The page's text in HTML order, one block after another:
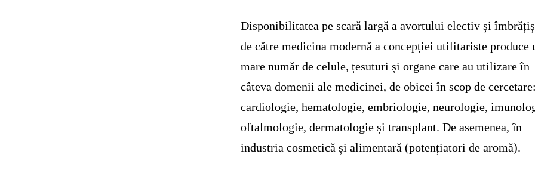
Disponibilitatea pe scară largă a avortului electiv și
de către medicina modernă a concepției utilitariste produce
mare număr de celule, țesuturi și organe care au utilizare în
câteva domenii ale medicinei, de obicei în scop de
cardiologie, hematologie, embriologie, neurologie,
oftalmologie, dermatologie și transplant. De asemenea, în
industria cosmetică și alimentară (potențiatori de aromă).